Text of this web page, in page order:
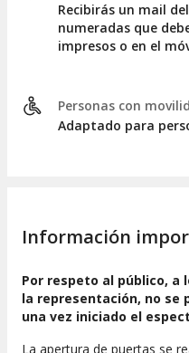
Recibirás un mail
numeradas que
impresos o en el
Personas con
Adaptado para
Información
Por respeto al público, a
la representación, no se
una vez iniciado el
La apertura de puertas se